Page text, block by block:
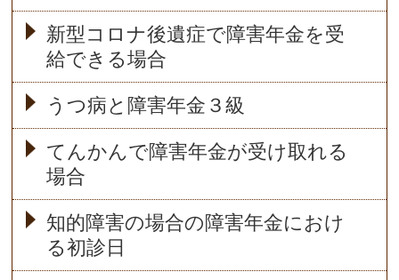
新型コロナ後遺症で障害年金を受
給できる場合
うつ病と障害年金３級
てんかんで障害年金が受け取れる
場合
知的障害の場合の障害年金におけ
る初診日